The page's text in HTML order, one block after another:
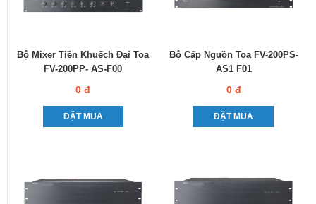
Bộ Mixer Tiền Khuếch Đại Toa
FV-200PP- AS-F00
0 đ
ĐẶT MUA
Bộ Cấp Nguồn Toa FV-200PS-
AS1 F01
0 đ
ĐẶT MUA